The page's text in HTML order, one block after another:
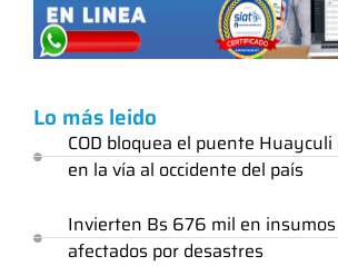
Lo más leido
COD bloquea el puente
en la vía al occidente del país
Invierten Bs 676 mil en
afectados por desastres